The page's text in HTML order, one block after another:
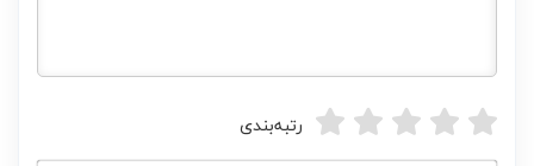
رتبه‌بندی